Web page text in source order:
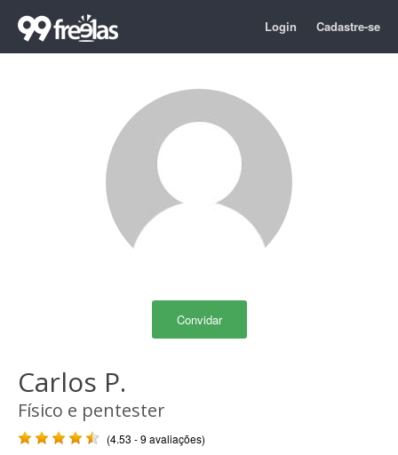
Login Cadastre-se
Convidar
Carlos P.
Físico e pentester
(4.53 - 9 avaliações)